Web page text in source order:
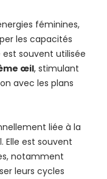
féminines,
les capacités
est souvent utilisée
œil, stimulant
avec les plans
liée à la
Elle est souvent
notamment
leurs cycles